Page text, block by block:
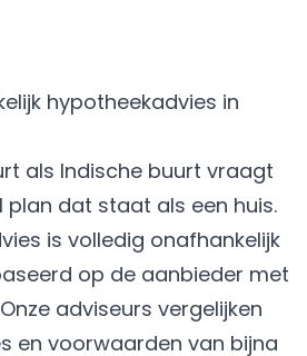
hypotheekadvies in
als Indische buurt vraagt
plan dat staat als een huis.
is volledig onafhankelijk
op de aanbieder met
adviseurs vergelijken
en voorwaarden van bijna